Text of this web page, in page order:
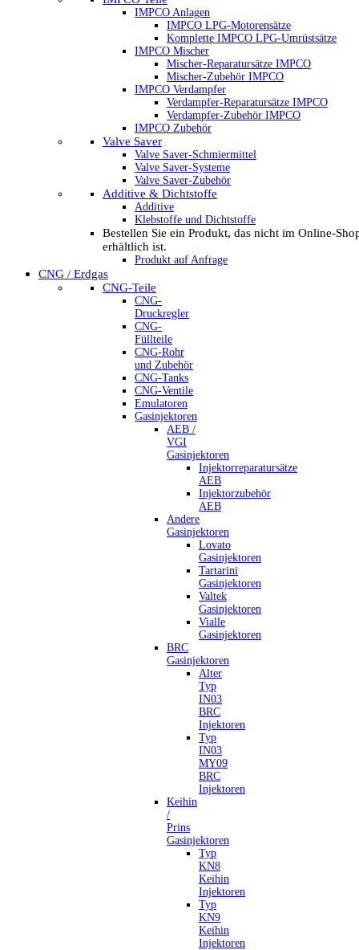
IMPCO Anlagen
IMPCO LPG-Motorensätze
Komplette IMPCO LPG-Umrüstsätze
IMPCO Mischer
Mischer-Reparatursätze IMPCO
Mischer-Zubehör IMPCO
IMPCO Verdampfer
Verdampfer-Reparatursätze IMPCO
Verdampfer-Zubehör IMPCO
IMPCO Zubehör
Valve Saver
Valve Saver-Schmiermittel
Valve Saver-Systeme
Valve Saver-Zubehör
Additive & Dichtstoffe
Additive
Klebstoffe und Dichtstoffe
Bestellen Sie ein Produkt, das nicht im Online-
erhältlich ist.
Produkt auf Anfrage
CNG / Erdgas
CNG-Teile
CNG-
Druckregler
CNG-
Füllteile
CNG-Rohr
und Zubehör
CNG-Tanks
CNG-Ventile
Emulatoren
Gasinjektoren
AEB /
VGI
Gasinjektoren
Injektorreparatursätze
AEB
Injektorzubehör
AEB
Andere
Gasinjektoren
Lovato
Gasinjektoren
Tartarini
Gasinjektoren
Valtek
Gasinjektoren
Vialle
Gasinjektoren
BRC
Gasinjektoren
Alter
Typ
IN03
BRC
Injektoren
Typ
IN03
MY09
BRC
Injektoren
Keihin
/
Prins
Gasinjektoren
Typ
KN8
Keihin
Injektoren
Typ
KN9
Keihin
Injektoren